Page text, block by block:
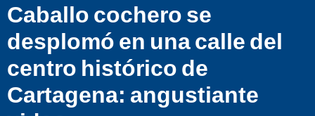
Caballo cochero se
desplomó en una calle del
centro histórico de
Cartagena: angustiante